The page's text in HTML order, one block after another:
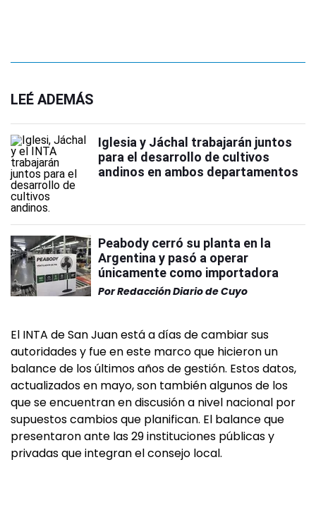
LEÉ ADEMÁS
Iglesia y Jáchal trabajarán juntos
para el desarrollo de cultivos
andinos en ambos departamentos
Peabody cerró su planta en la
Argentina y pasó a operar
únicamente como importadora
PorRedacción Diario de Cuyo
El INTA de San Juan está a días de cambiar sus
autoridades y fue en este marco que hicieron un
balance de los últimos años de gestión. Estos datos,
actualizados en mayo, son también algunos de los
que se encuentran en discusión a nivel nacional por
supuestos cambios que planifican. El balance que
presentaron ante las 29 instituciones públicas y
privadas que integran el consejo local.